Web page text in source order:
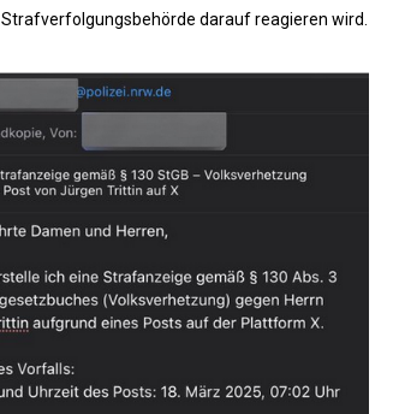
darauf reagieren wird.